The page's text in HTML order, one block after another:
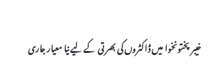
خیبرپختونخوا میں ڈاکٹروں کی بھرتی کے لیے نیا معیار جاری